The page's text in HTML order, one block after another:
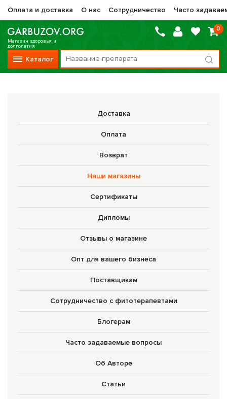
Оплата и доставка О нас Сотрудничество Часто
Магазин здоровья и
долголетия
Каталог
0
Препараты НТК Жизненная Сила
Препараты при онкологии
Прочие фитопрепараты
Специи
Натуральные растительные масла
Доставка
Оплата
Возврат
Наши магазины
Сертификаты
Дипломы
Отзывы о магазине
Опт для вашего бизнеса
Поставщикам
Сотрудничество с фитотерапевтами
Блогерам
Часто задаваемые вопросы
Об Авторе
Статьи